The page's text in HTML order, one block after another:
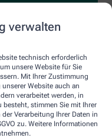
verwalten
technisch erforderlich
unsere Website für Sie
Mit Ihrer Zustimmung
Website auch an
verarbeitet werden, in
besteht, stimmen Sie mit Ihrer
Verarbeitung Ihrer Daten in
zu. Weitere Informationen